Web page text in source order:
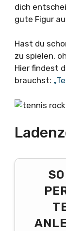
dich
gute Figur
Hast du
zu spielen,
Hier findest
brauchst: